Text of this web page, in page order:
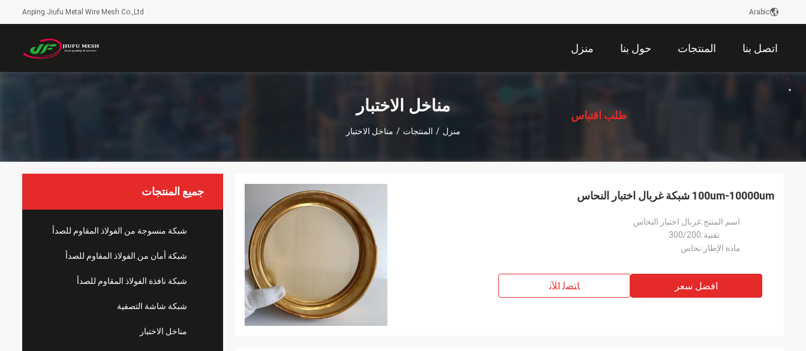
Anping Jiufu Metal Wire Mesh Co.,Ltd Arabic
منزل حول بنا المنتجات اتصل بنا
描
طلب اقتباس
مناخل الاختبار
منزل / المنتجات / مناخل الاختبار
جميع المنتجات
شبكة منسوجة من الفولاذ المقاوم للصدأ
شبكة أمان من الفولاذ المقاوم للصدأ
شبكة نافذة الفولاذ المقاوم للصدأ
شبكة شاشة التصفية
مناخل الاختبار
100um-10000um شبكة غربال اختبار النحاس
اسم المنتج:غربال اختبار النحاس
تقنية:300/200
مادة الإطار:نحاس
افضل سعر ﺎﺘﺼﻟ ﺍﻶﻧ